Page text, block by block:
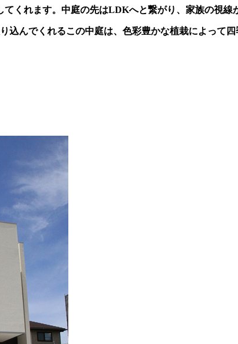
くれます。中庭の先はLDKへと繋がり、家族の視線
込んでくれるこの中庭は、色彩豊かな植栽によって四